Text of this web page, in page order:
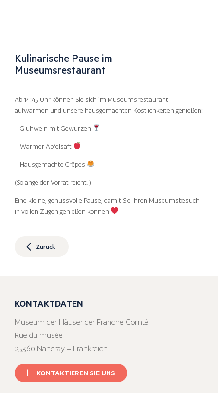
Kulinarische Pause im
Museumsrestaurant
Ab 14:45 Uhr können Sie sich im Museumsrestaurant
aufwärmen und unsere hausgemachten Köstlichkeiten genießen:
– Glühwein mit Gewürzen
– Warmer Apfelsaft
– Hausgemachte Crêpes
(Solange der Vorrat reicht!)
Eine kleine, genussvolle Pause, damit Sie Ihren Museumsbesuch
in vollen Zügen genießen können
Zurück
KONTAKTDATEN
Museum der Häuser der Franche-Comté
Rue du musée
25360 Nancray – Frankreich
KONTAKTIEREN SIE UNS